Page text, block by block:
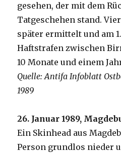
gesehen, der mit dem
Tatgeschehen stand.
später ermittelt und am
Haftstrafen zwischen
10 Monate und einem
Quelle: Antifa Infoblatt
1989
26. Januar 1989,
Ein Skinhead aus
Person grundlos nieder